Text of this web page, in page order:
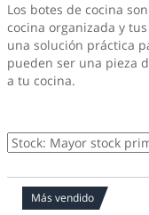
Los botes de cocina
cocina organizada y
una solución práctica
pueden ser una pieza
a tu cocina.
Más vendido